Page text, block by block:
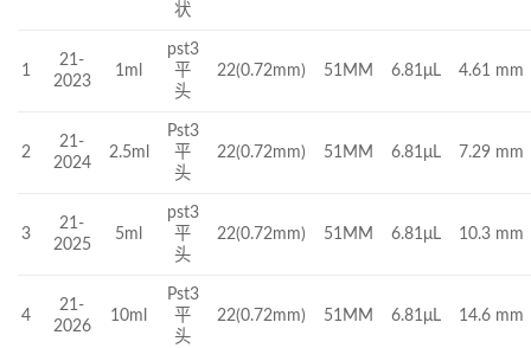
状
1
21-
2023
1ml
pst3
平
头
22(0.72mm) 51MM 6.81μL 4.61 mm
2
21-
2024
2.5ml
Pst3
平
头
22(0.72mm) 51MM 6.81μL 7.29 mm
3
21-
2025
5ml
pst3
平
头
22(0.72mm) 51MM 6.81μL 10.3 mm
4
21-
2026
10ml
Pst3
平
头
22(0.72mm) 51MM 6.81μL 14.6 mm